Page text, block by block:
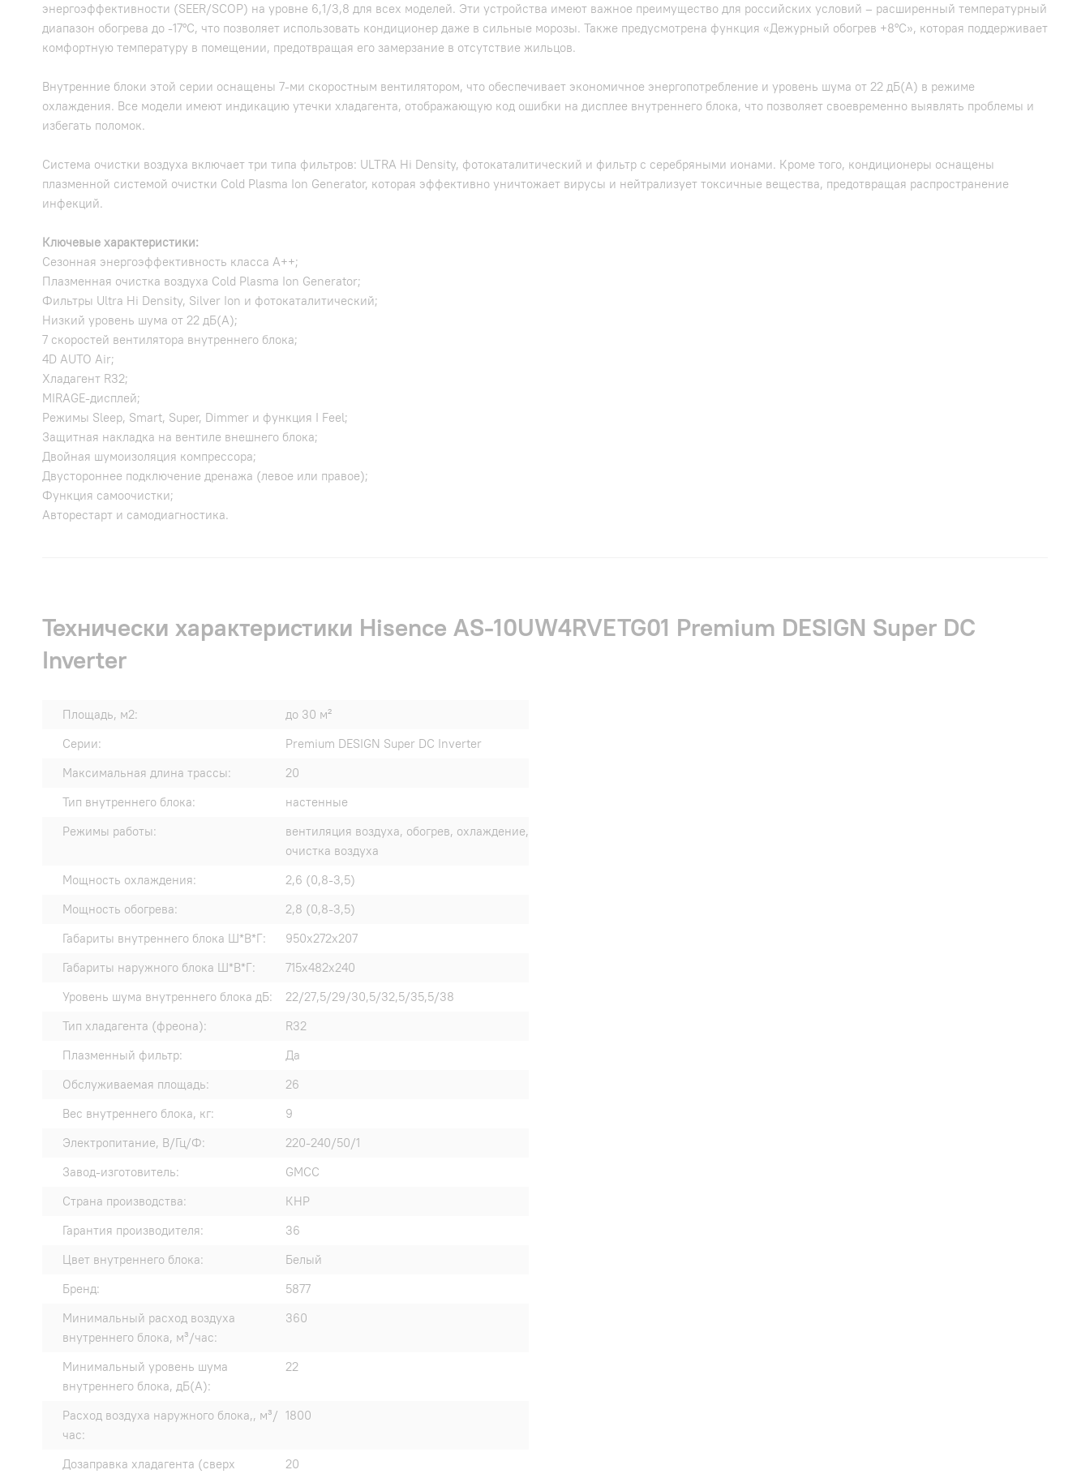
энергоэффективности (SEER/SCOP) на уровне 6,1/3,8 для всех моделей. Эти устройства имеют важное преимущество для российских условий – расширенный температурный
диапазон обогрева до -17°С, что позволяет использовать кондиционер даже в сильные морозы. Также предусмотрена функция «Дежурный обогрев +8°С», которая поддерживает
комфортную температуру в помещении, предотвращая его замерзание в отсутствие жильцов.
Внутренние блоки этой серии оснащены 7-ми скоростным вентилятором, что обеспечивает экономичное энергопотребление и уровень шума от 22 дБ(A) в режиме
охлаждения. Все модели имеют индикацию утечки хладагента, отображающую код ошибки на дисплее внутреннего блока, что позволяет своевременно выявлять проблемы и
избегать поломок.
Система очистки воздуха включает три типа фильтров: ULTRA Hi Density, фотокаталитический и фильтр с серебряными ионами. Кроме того, кондиционеры оснащены
плазменной системой очистки Cold Plasma Ion Generator, которая эффективно уничтожает вирусы и нейтрализует токсичные вещества, предотвращая распространение
инфекций.
Ключевые характеристики:
Сезонная энергоэффективность класса A++;
Плазменная очистка воздуха Cold Plasma Ion Generator;
Фильтры Ultra Hi Density, Silver Ion и фотокаталитический;
Низкий уровень шума от 22 дБ(A);
7 скоростей вентилятора внутреннего блока;
4D AUTO Air;
Хладагент R32;
MIRAGE-дисплей;
Режимы Sleep, Smart, Super, Dimmer и функция I Feel;
Защитная накладка на вентиле внешнего блока;
Двойная шумоизоляция компрессора;
Двустороннее подключение дренажа (левое или правое);
Функция самоочистки;
Авторестарт и самодиагностика.
Технически характеристики Hisence AS-10UW4RVETG01 Premium DESIGN Super DC
Inverter
Площадь, м2:
до 30 м²
Серии:
Premium DESIGN Super DC Inverter
Максимальная длина трассы:
20
Тип внутреннего блока:
настенные
Режимы работы:
вентиляция воздуха, обогрев, охлаждение,
очистка воздуха
Мощность охлаждения:
2,6 (0,8-3,5)
Мощность обогрева:
2,8 (0,8-3,5)
Габариты внутреннего блока Ш*В*Г:
950x272x207
Габариты наружного блока Ш*В*Г:
715x482x240
Уровень шума внутреннего блока дБ:
22/27,5/29/30,5/32,5/35,5/38
Тип хладагента (фреона):
R32
Плазменный фильтр:
Да
Обслуживаемая площадь:
26
Вес внутреннего блока, кг:
9
Электропитание, В/Гц/Ф:
220-240/50/1
Завод-изготовитель:
GMCC
Страна производства:
КНР
Гарантия производителя:
36
Цвет внутреннего блока:
Белый
Бренд:
5877
Минимальный расход воздуха
внутреннего блока, м³/час:
360
Минимальный уровень шума
внутреннего блока, дБ(А):
22
Расход воздуха наружного блока,, м³/
час:
1800
Дозаправка хладагента (сверх 20